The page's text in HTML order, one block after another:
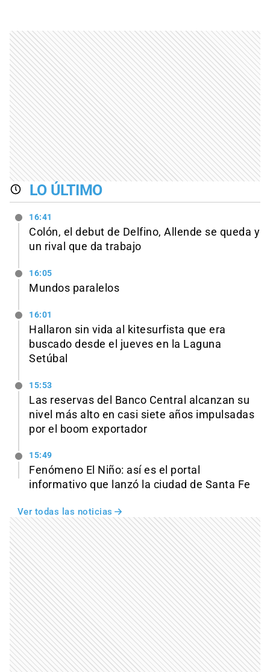
LO ÚLTIMO
16:41
Colón, el debut de Delfino, Allende se queda y
un rival que da trabajo
16:05
Mundos paralelos
16:01
Hallaron sin vida al kitesurfista que era
buscado desde el jueves en la Laguna
Setúbal
15:53
Las reservas del Banco Central alcanzan su
nivel más alto en casi siete años impulsadas
por el boom exportador
15:49
Fenómeno El Niño: así es el portal
informativo que lanzó la ciudad de Santa Fe
Ver todas las noticias